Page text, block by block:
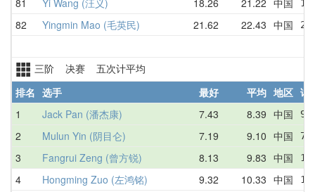
82 Yingmin Mao (毛英民) 21.62 22.43 中国
三阶 决赛 五次计平均
排名 选手 最好 平均 地区 详
1
Jack Pan (潘杰康) 7.43 8.39 中国
2 Mulun Yin (阴目仑) 7.19 9.10 中国
3 Fangrui Zeng (曾方锐) 8.13 9.83 中国
4 Hongming Zuo (左鸿铭) 9.32 10.33 中国